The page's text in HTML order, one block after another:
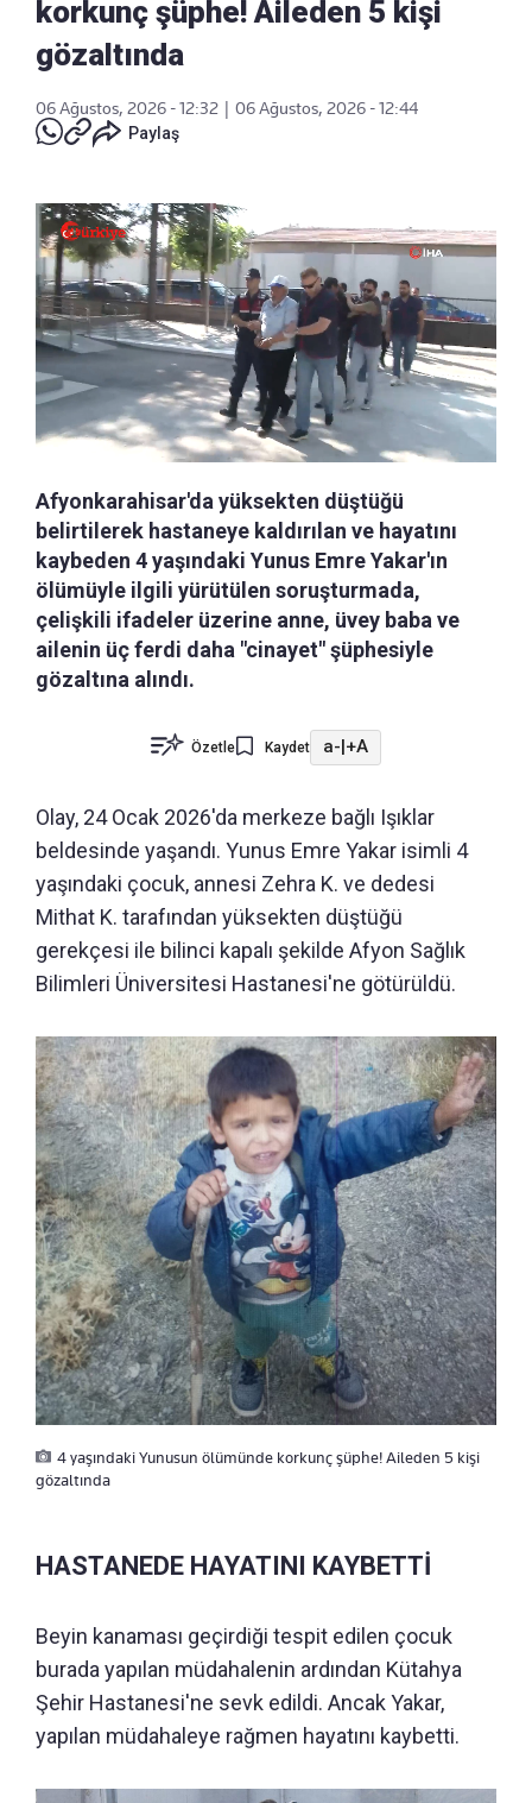
korkunç şüphe! Aileden 5 kişi
gözaltında
06 Ağustos, 2026 - 12:32 | 06 Ağustos, 2026 - 12:44
Paylaş
Afyonkarahisar'da yüksekten düştüğü
belirtilerek hastaneye kaldırılan ve hayatını
kaybeden 4 yaşındaki Yunus Emre Yakar'ın
ölümüyle ilgili yürütülen soruşturmada,
çelişkili ifadeler üzerine anne, üvey baba ve
ailenin üç ferdi daha "cinayet" şüphesiyle
gözaltına alındı.
Özetle Kaydet a- +A
Olay, 24 Ocak 2026'da merkeze bağlı Işıklar
beldesinde yaşandı. Yunus Emre Yakar isimli 4
yaşındaki çocuk, annesi Zehra K. ve dedesi
Mithat K. tarafından yüksekten düştüğü
gerekçesi ile bilinci kapalı şekilde Afyon Sağlık
Bilimleri Üniversitesi Hastanesi'ne götürüldü.
4 yaşındaki Yunusun ölümünde korkunç şüphe! Aileden 5 kişi
gözaltında
HASTANEDE HAYATINI KAYBETTİ
Beyin kanaması geçirdiği tespit edilen çocuk
burada yapılan müdahalenin ardından Kütahya
Şehir Hastanesi'ne sevk edildi. Ancak Yakar,
yapılan müdahaleye rağmen hayatını kaybetti.